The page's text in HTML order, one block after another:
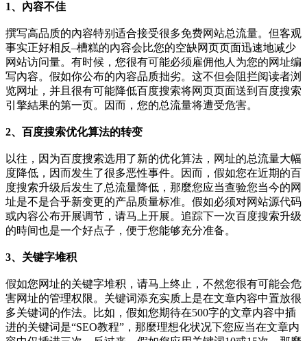
1、內容不佳
撰写高品质的內容特别适合接受很多免费网站总流量。但客观
事实正好相反–槽糕的內容会比您的空缺网页页面迅速地减少
网站访问量。有时候，您很有可能必须雇佣他人为您的网址编
写內容。假如你公布的內容品质拙劣。这不但会阻拦阅读者浏
览网址，并且很有可能降低百度搜索将网页页面送到百度搜索
引擎結果的第一页。因而，您的总流量将遭受危害。
2、百度搜索优化算法的转变
以往，因为百度搜索选用了新的优化算法，网址的总流量大幅
度降低，因而发生了很多恶性事件。因而，假如您在近期的百
度搜索升级后发生了总流量降低，那麼您应当查验您当今的网
址是不是合乎新变更的产品质量标准。假如必须对网站源代码
或內容公布开展调节，请马上开展。追踪下一次百度搜索升级
的時间也是一个好点子，便于您能够充分准备。
3、关键字堆积
假如您网址的关键字堆积，请马上终止，不然您很有可能会危
害网址的管理权限。关键词添充实质上是在文章内容中置放很
多关键词的作法。比如，假如您期待在500字的文章内容中插
进的关键词是“SEO教程”，那麼理想化状况下您应当在文章内